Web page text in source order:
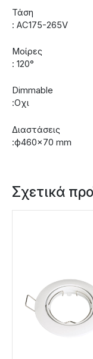
Τάση
: AC175-265V
Μοίρες
: 120°
Dimmable
:Οχι
Διαστάσεις
:ф460×70 mm
Σχετικά